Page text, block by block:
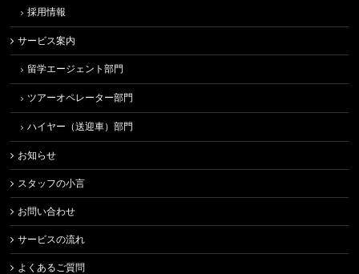
採用情報
サービス案内
留学エージェント部門
ツアーオペレーター部門
ハイヤー（送迎車）部門
お知らせ
スタッフの小言
お問い合わせ
サービスの流れ
よくあるご質問